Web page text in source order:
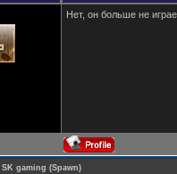
Нет, он больше не
SK gaming (Spawn)